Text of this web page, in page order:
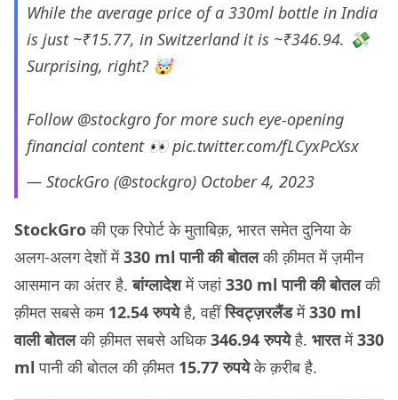
While the average price of a 330ml bottle in India
is just ~₹15.77, in Switzerland it is ~₹346.94. 💸
Surprising, right? 🤯
Follow @stockgro for more such eye-opening
financial content 👀pic.twitter.com/fLCyxPcXsx
— StockGro (@stockgro) October 4, 2023
StockGroकी एक रिपोर्ट के मुताबिक़, भारत समेत दुनिया के
अलग-अलग देशों में330 ml पानी की बोतलकी क़ीमत में ज़मीन
आसमान का अंतर है.बांग्लादेशमें जहां330 ml पानी की बोतलकी
क़ीमत सबसे कम 12.54 रुपयेहै, वहींस्विट्ज़रलैंडमें330 ml
वाली बोतलकी क़ीमत सबसे अधिक346.94 रुपयेहै. भारतमें330
mlपानी की बोतल की क़ीमत 15.77 रुपयेके क़रीब है.